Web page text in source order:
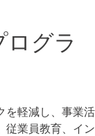
グラ
を軽減し、事業活
従業員教育、イン